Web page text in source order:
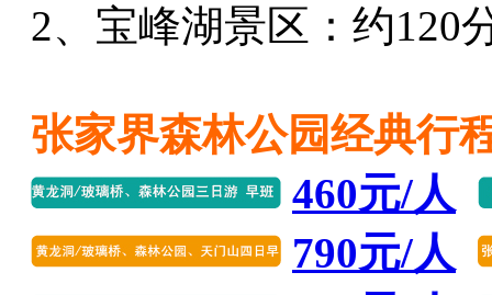
2、宝峰湖景区：约120
张家界森林公园经典行
460元/人
790元/人